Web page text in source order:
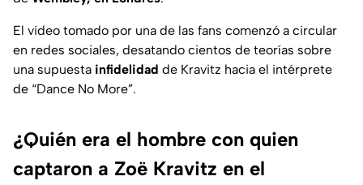
El video tomado por una de las fans comenzó a circular
en redes sociales, desatando cientos de teorías sobre
una supuesta infidelidad de Kravitz hacia el intérprete
de “Dance No More”.
¿Quién era el hombre con quien
captaron a Zoë Kravitz en el